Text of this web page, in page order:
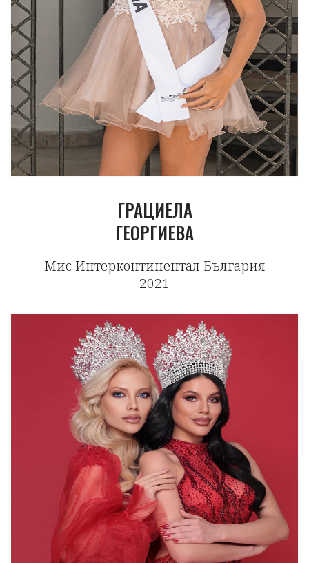
ГРАЦИЕЛА
ГЕОРГИЕВА
Мис Интерконтинентал България
2021